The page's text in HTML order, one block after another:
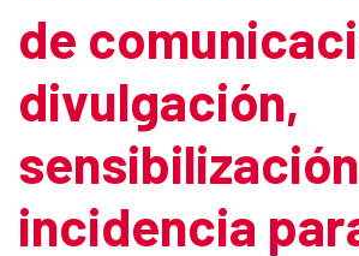
de
divulgación,
incidencia